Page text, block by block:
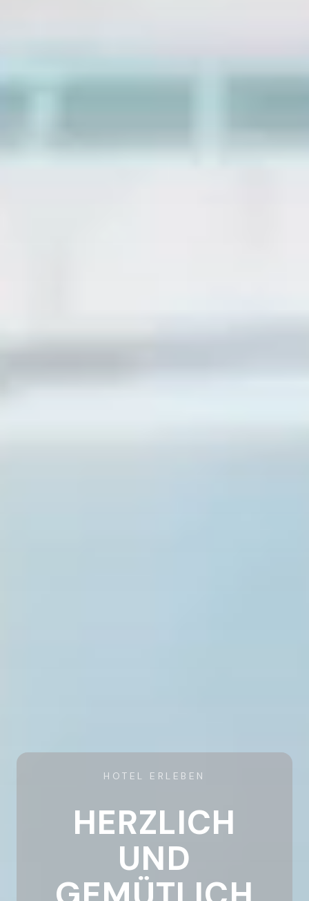
HOTEL ERLEBEN
HERZLICH
UND